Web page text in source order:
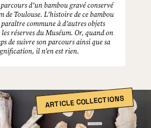
d’un bambou gravé conservé
de Toulouse. L’histoire de ce bambou
commune à d’autres objets
réserves du Muséum. Or, quand on
de suivre son parcours ainsi que sa
il n’en est rien.
ARTICLE COLLECTIONS